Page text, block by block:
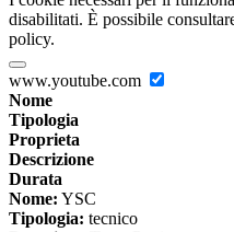
disabilitati. È possibile
policy.
www.youtube.com
Nome
Tipologia
Proprieta
Descrizione
Durata
Nome: YSC
Tipologia: tecnico